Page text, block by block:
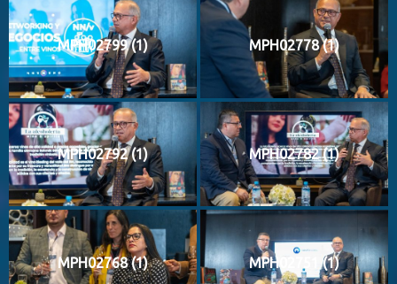
MPH02799 (1) MPH02778 (1)
MPH02792 (1) MPH02782 (1)
MPH02768 (1) MPH02751 (1)